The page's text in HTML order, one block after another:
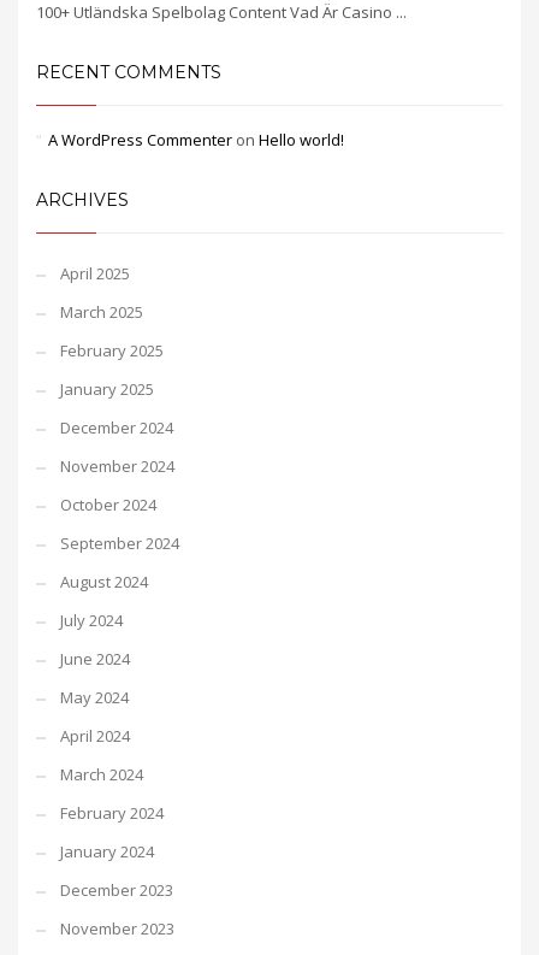
100+ Utländska Spelbolag Content Vad Är Casino ...
RECENT COMMENTS
A WordPress Commenter on Hello world!
ARCHIVES
April 2025
March 2025
February 2025
January 2025
December 2024
November 2024
October 2024
September 2024
August 2024
July 2024
June 2024
May 2024
April 2024
March 2024
February 2024
January 2024
December 2023
November 2023